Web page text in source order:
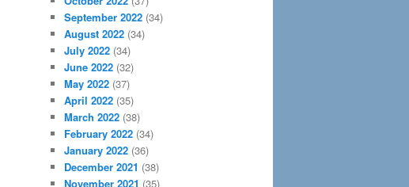
September 2022 (34)
August 2022 (34)
July 2022 (34)
June 2022 (32)
May 2022 (37)
April 2022 (35)
March 2022 (38)
February 2022 (34)
January 2022 (36)
December 2021 (38)
November 2021 (35)